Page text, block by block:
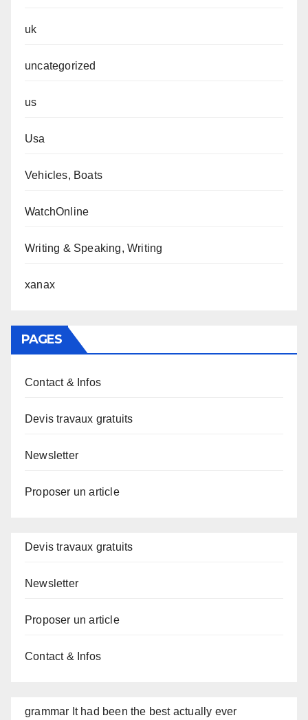
uk
uncategorized
us
Usa
Vehicles, Boats
WatchOnline
Writing & Speaking, Writing
xanax
PAGES
Contact & Infos
Devis travaux gratuits
Newsletter
Proposer un article
Devis travaux gratuits
Newsletter
Proposer un article
Contact & Infos
grammar It had been the best actually ever